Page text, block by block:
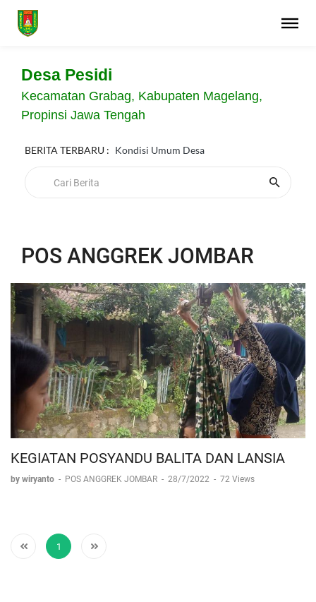
Desa Pesidi
Kecamatan Grabag, Kabupaten Magelang,
Propinsi Jawa Tengah
BERITA TERBARU : Kondisi Umum Desa
POS ANGGREK JOMBAR
KEGIATAN POSYANDU BALITA DAN LANSIA
by wiryanto - POS ANGGREK JOMBAR - 28/7/2022 - 72 Views
1